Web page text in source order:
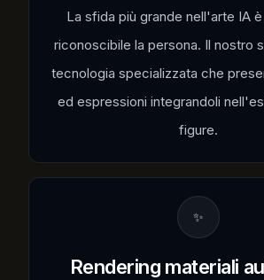
La sfida più grande nell'arte IA
riconoscibile la persona. Il nostro
tecnologia specializzata che
ed espressioni integrandoli
figure.
✨
Rendering materiali